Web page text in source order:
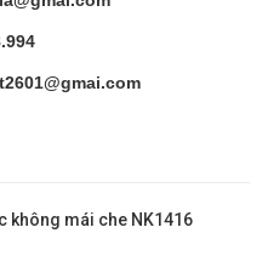
không mái che NK1416